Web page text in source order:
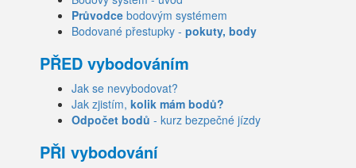
Průvodce bodovým systémem
Bodované přestupky - pokuty, body
PŘED vybodováním
Jak se nevybodovat?
Jak zjistím, kolik mám bodů?
Odpočet bodů - kurz bezpečné jízdy
PŘI vybodování